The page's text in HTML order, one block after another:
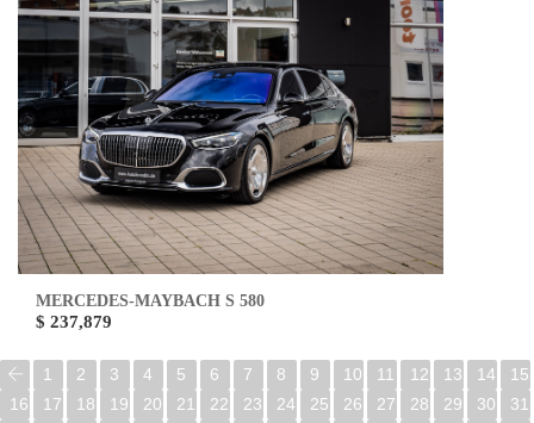
MERCEDES-MAYBACH S 580
$ 237,879
1 2 3 4 5 6 7 8 9 10 11 12 13 14
15
16
17 18 19 20 21 22 23 24 25 26 27 28 29 30
31